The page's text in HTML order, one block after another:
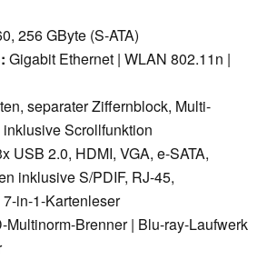
256 GByte (S-ATA)
Gigabit Ethernet | WLAN 802.11n |
separater Ziffernblock, Multi-
Scrollfunktion
USB 2.0, HDMI, VGA, e-SATA,
inklusive S/PDIF, RJ-45,
in-1-Kartenleser
Multinorm-Brenner | Blu-ray-Laufwerk